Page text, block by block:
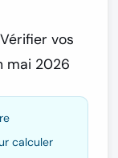
vos
mai 2026
calculer